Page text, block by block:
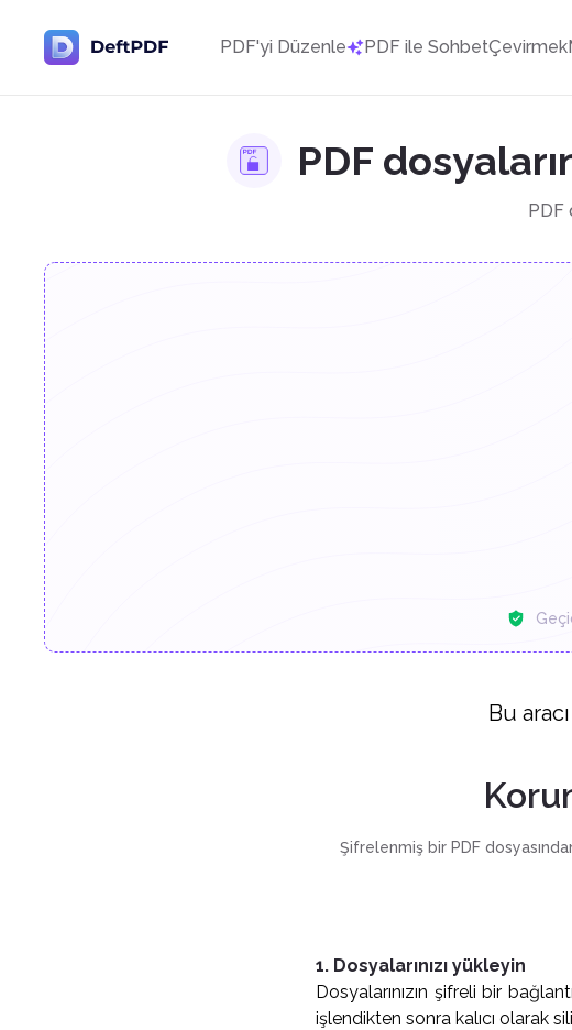
PDF'yi Düzenle PDF ile SohbetÇevirmek
PDF
PDF
Bu
Şifrelenmiş bir PDF
1. Dosyalarınızı yükleyin
Dosyalarınızın şifreli bir
işlendikten sonra kalıcı olarak